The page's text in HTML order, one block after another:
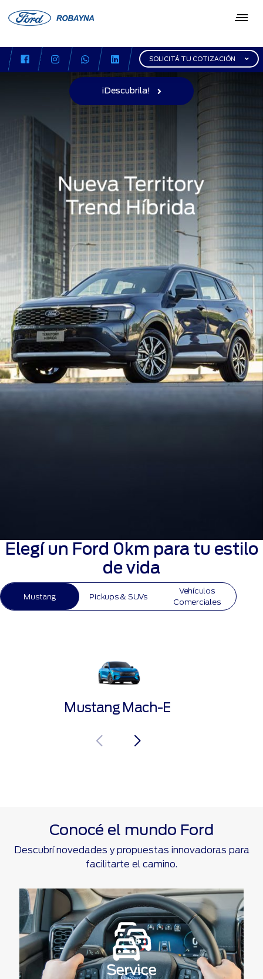
SOLICITÁ TU COTIZACIÓN
¡Descubrila!
Elegí un Ford 0km para tu estilo
de vida
Mustang Pickups & SUVs
Vehículos
Comerciales
Mustang Mach-E
Conocé el mundo Ford
Descubrí novedades y propuestas innovadoras para
facilitarte el camino.
Service